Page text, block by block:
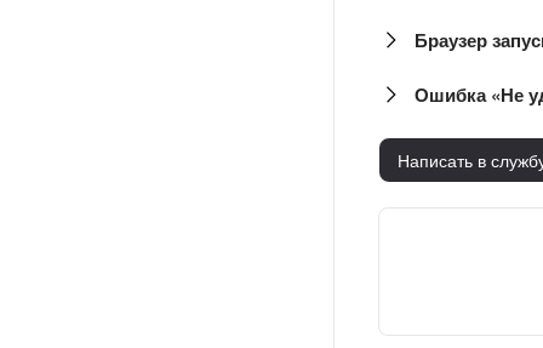
Браузер
Ошибка «Не
Написать в